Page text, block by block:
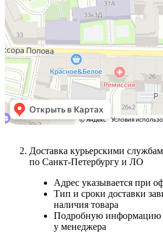
Доставка курьерскими
по Санкт-Петербургу и ЛО
Адрес указывается при
Тип и сроки доставки
наличия товара
Подробную информацию
у менеджера